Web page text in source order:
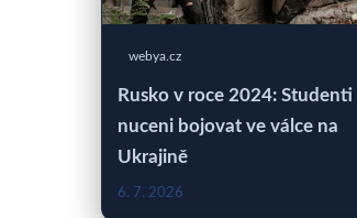
webya.cz
Rusko v roce 2024: Studenti
nuceni bojovat ve válce na
Ukrajině
6. 7. 2026